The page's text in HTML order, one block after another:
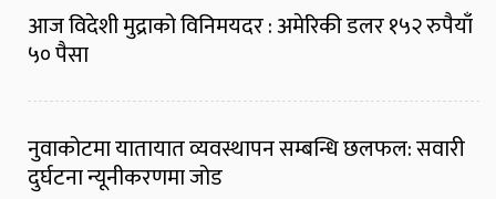
आज विदेशी मुद्राको विनिमयदर : अमेरिकी डलर १५२ रुपैयाँ
५० पैसा
नुवाकोटमा यातायात व्यवस्थापन सम्बन्धि छलफल: सवारी
दुर्घटना न्यूनीकरणमा जोड